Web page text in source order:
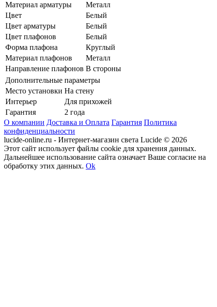
Материал арматуры
Металл
Цвет
Белый
Цвет арматуры
Белый
Цвет плафонов
Белый
Форма плафона
Круглый
Материал плафонов
Металл
Направление плафонов В стороны
Дополнительные параметры
Место установки На стену
Интерьер
Для прихожей
Гарантия
2 года
О компании Доставка и Оплата Гарантия Политика
конфиденциальности
lucide-online.ru - Интернет-магазин света Lucide © 2026
Этот сайт использует файлы cookie для хранения данных.
Дальнейшее использование сайта означает Ваше согласие на
обработку этих данных. Ok